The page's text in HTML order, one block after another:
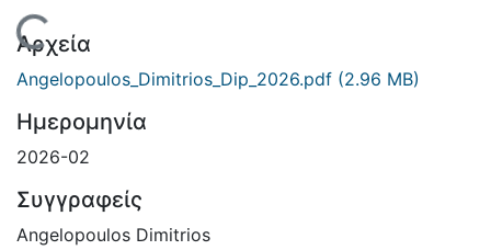
Φόρτωση...
Αρχεία
Angelopoulos_Dimitrios_Dip_2026.pdf (2.96 MB)
Ημερομηνία
2026-02
Συγγραφείς
Angelopoulos Dimitrios